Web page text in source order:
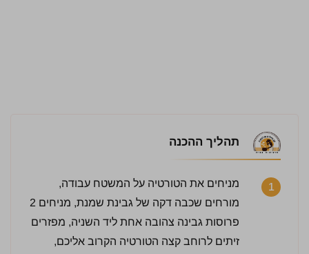
תהליך ההכנה
1
מניחים את הטורטיה על המשטח עבודה,
מורחים שכבה דקה של גבינת שמנת, מניחים 2
פרוסות גבינה צהובה אחת ליד השניה, מפזרים
זיתים לרוחב קצה הטורטיה הקרוב אליכם,
לחץ כדי לדרג: